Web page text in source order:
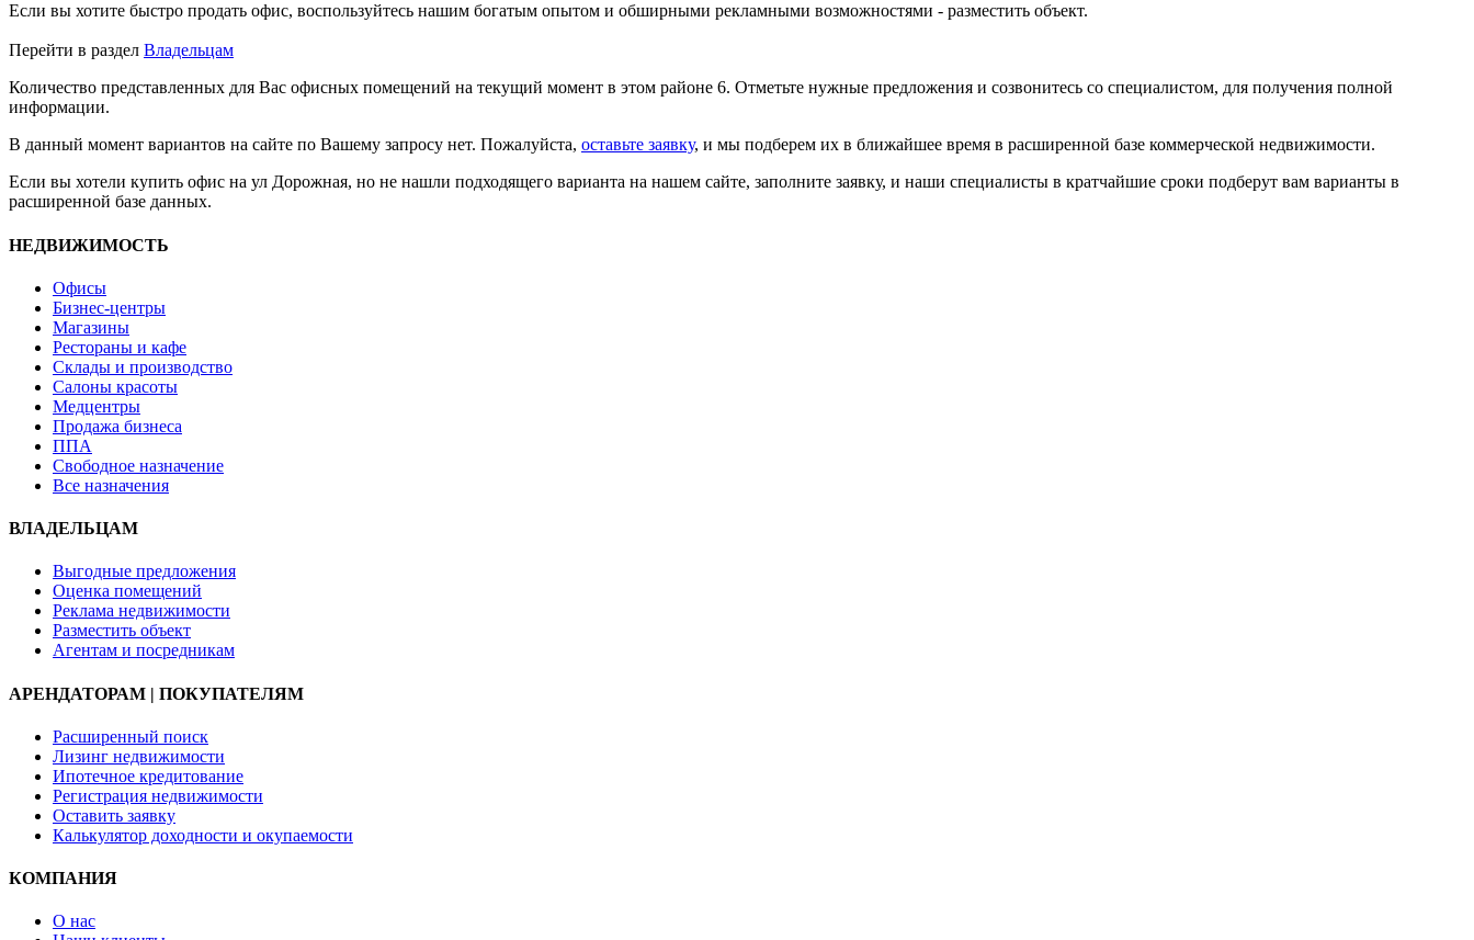
Если вы хотите быстро продать офис, воспользуйтесь нашим богатым опытом и обширными рекламными возможностями - разместить объект.
Перейти в раздел Владельцам
Количество представленных для Вас офисных помещений на текущий момент в этом районе 6. Отметьте нужные предложения и созвонитесь со специалистом, для получения полной
информации.
В данный момент вариантов на сайте по Вашему запросу нет. Пожалуйста, оставьте заявку, и мы подберем их в ближайшее время в расширенной базе коммерческой недвижимости.
Если вы хотели купить офис на ул Дорожная, но не нашли подходящего варианта на нашем сайте, заполните заявку, и наши специалисты в кратчайшие сроки подберут вам варианты в
расширенной базе данных.
НЕДВИЖИМОСТЬ
Офисы
Бизнес-центры
Магазины
Рестораны и кафе
Склады и производство
Салоны красоты
Медцентры
Продажа бизнеса
ППА
Свободное назначение
Все назначения
ВЛАДЕЛЬЦАМ
Выгодные предложения
Оценка помещений
Реклама недвижимости
Разместить объект
Агентам и посредникам
АРЕНДАТОРАМ | ПОКУПАТЕЛЯМ
Расширенный поиск
Лизинг недвижимости
Ипотечное кредитование
Регистрация недвижимости
Оставить заявку
Калькулятор доходности и окупаемости
КОМПАНИЯ
О нас